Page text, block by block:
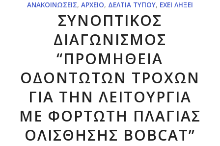
ΑΝΑΚΟΙΝΏΣΕΙΣ, ΑΡΧΕΊΟ, ΔΕΛΤΊΑ ΤΎΠΟΥ, ΈΧΕΙ ΛΉΞΕΙ
ΣΥΝΟΠΤΙΚΟΣ
ΔΙΑΓΩΝΙΣΜΟΣ
“ΠΡΟΜΗΘΕΙΑ
ΟΔΟΝΤΩΤΩΝ ΤΡΟΧΩΝ
ΓΙΑ ΤΗΝ ΛΕΙΤΟΥΡΓΙΑ
ΜΕ ΦΟΡΤΩΤΗ ΠΛΑΓΙΑΣ
ΟΛΙΣΘΗΣΗΣ BOBCAT”